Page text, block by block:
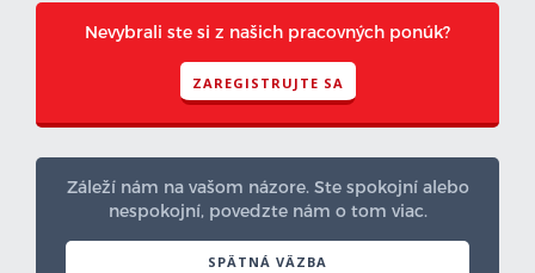
Nevybrali ste si z našich pracovných ponúk?
ZAREGISTRUJTE SA
Záleží nám na vašom názore. Ste spokojní alebo
nespokojní, povedzte nám o tom viac.
SPÄTNÁ VÄZBA